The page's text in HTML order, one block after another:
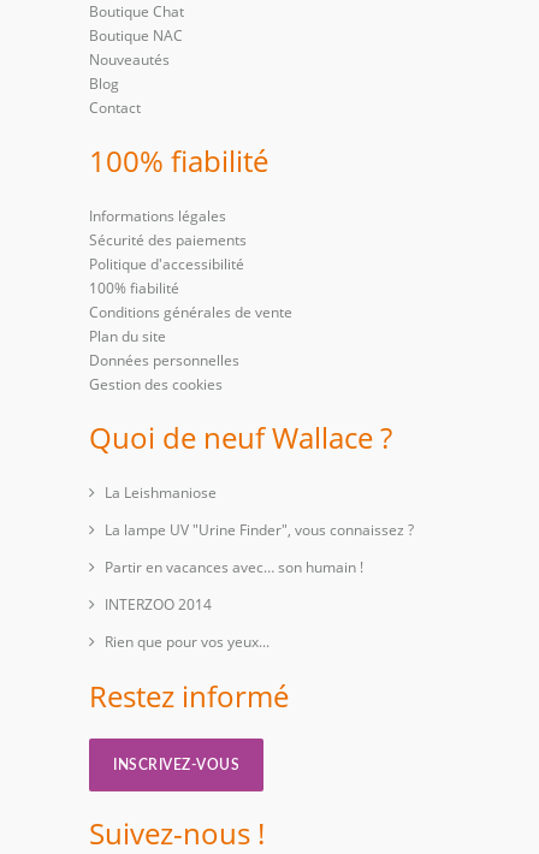
Boutique Chat
Boutique NAC
Nouveautés
Blog
Contact
100% fiabilité
Informations légales
Sécurité des paiements
Politique d'accessibilité
100% fiabilité
Conditions générales de vente
Plan du site
Données personnelles
Gestion des cookies
Quoi de neuf Wallace ?
La Leishmaniose
La lampe UV "Urine Finder", vous connaissez ?
Partir en vacances avec… son humain !
INTERZOO 2014
Rien que pour vos yeux...
Restez informé
INSCRIVEZ-VOUS
Suivez-nous !